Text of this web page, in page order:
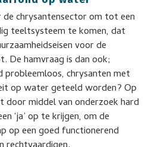
chrysantensector om tot een
teeltsysteem te komen, dat
voor de
De hamvraag is dan ook;
probleemloos, chrysanten met
op water geteeld worden? Op
middel van onderzoek hard
‘ja’ op te krijgen, om de
op een goed functionerend